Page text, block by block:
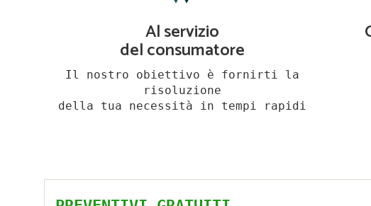
Al servizio
del consumatore
Il nostro obiettivo è fornirti la
risoluzione
della tua necessità in tempi rapidi